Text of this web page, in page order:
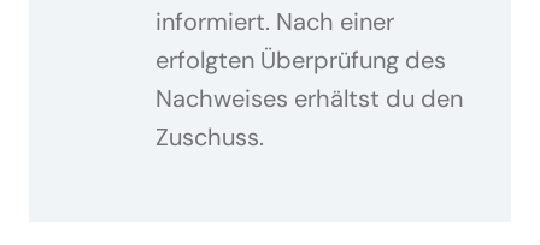
informiert. Nach einer
erfolgten Überprüfung des
Nachweises erhältst du den
Zuschuss.